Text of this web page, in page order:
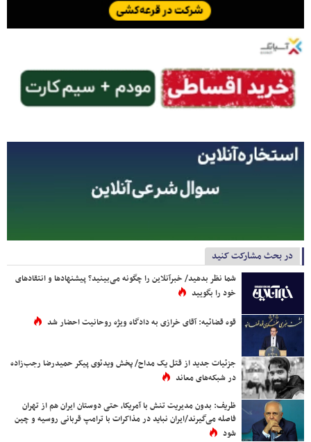
در بحث مشارکت کنید
شما نظر بدهید/ خبرآنلاین را چگونه می‌بینید؟ پیشنهادها و انتقادهای
خود را بگویید
قوه قضائیه: آقای خرازی به دادگاه ویژه روحانیت احضار شد
جزئیات جدید از قتل یک مداح/ پخش ویدئوی پیکر حمیدرضا رجب‌زاده
در شبکه‌های معاند
ظریف: بدون مدیریت تنش با آمریکا، حتی دوستان ایران هم از تهران
فاصله می‌گیرند/ایران نباید در مذاکرات با ترامپ قربانی روسیه و چین
شود